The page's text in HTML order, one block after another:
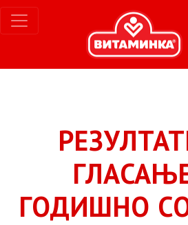
ГОДИШНО